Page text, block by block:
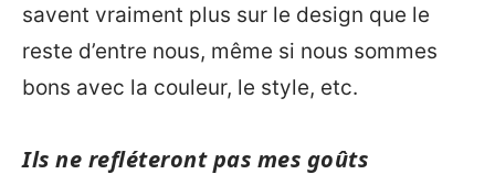
savent vraiment plus sur le design que le
reste d’entre nous, même si nous sommes
bons avec la couleur, le style, etc.
Ils ne refléteront pas mes goûts